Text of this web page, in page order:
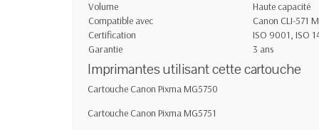
Volume
Haute capacité
Compatible avec
Canon CLI-571
Certification
ISO 9001, ISO
Garantie
3 ans
Imprimantes utilisant cette cartouche
Cartouche Canon Pixma MG5750
Cartouche Canon Pixma MG5751